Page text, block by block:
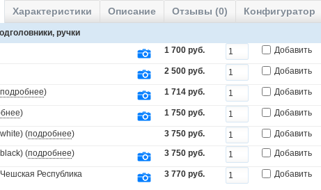
Характеристики Описание Отзывы (0) Конфигуратор
ручки
1 700 руб. Добавить
2 500 руб. Добавить
подробнее) 1 714 руб. Добавить
) 1 750 руб. Добавить
(подробнее) 3 750 руб.
Добавить
(подробнее) 3 750 руб. Добавить
Республика
3 770 руб. Добавить